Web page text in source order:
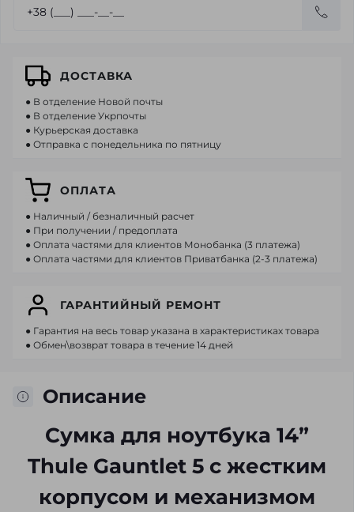
Описание
Сумка для ноутбука 14”
Thule Gauntlet 5 с жестким
корпусом и механизмом
ДОСТАВКА
● В отделение Новой почты
● В отделение Укрпочты
● Курьерская доставка
● Отправка с понедельника по пятницу
ОПЛАТА
● Наличный / безналичный расчет
● При получении / предоплата
● Оплата частями для клиентов Монобанка (3 платежа)
● Оплата частями для клиентов Приватбанка (2-3 платежа)
ГАРАНТИЙНЫЙ РЕМОНТ
● Гарантия на весь товар указана в характеристиках товара
● Обмен\возврат товара в течение 14 дней